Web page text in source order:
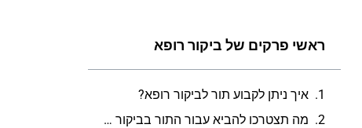
ראשי פרקים של ביקור רופא
איך ניתן לקבוע תור לביקור רופא?
מה תצטרכו להביא עבור התור בביקור רופא?